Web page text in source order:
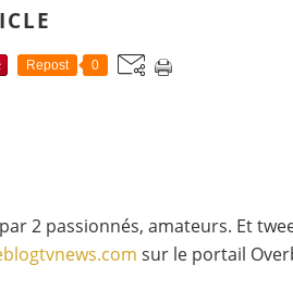
Repost 0
2 passionnés, amateurs. Et
sur le portail